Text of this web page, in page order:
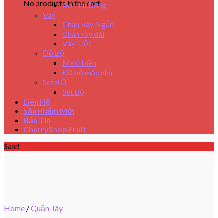
No products in the cart.
Áo Thu Đông
Váy
Chân Váy Ngắn
Chân váy dài
Váy Tiệc
Đồ Bộ
Maxi biển
Đồ bộ mặc nhà
Set BỘ
Set Bộ
Liên Hệ
Sản Phẩm Mới
Bản Tin
CherryShop Fruit
Sale!
Home /Quần Tây